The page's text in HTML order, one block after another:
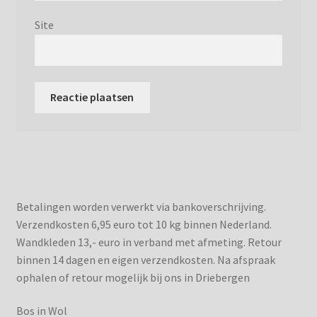
Site
Betalingen worden verwerkt via bankoverschrijving.
Verzendkosten 6,95 euro tot 10 kg binnen Nederland.
Wandkleden 13,- euro in verband met afmeting. Retour
binnen 14 dagen en eigen verzendkosten. Na afspraak
ophalen of retour mogelijk bij ons in Driebergen
Bos in Wol